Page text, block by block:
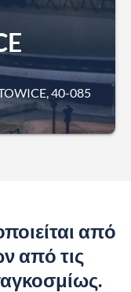
40-085
από
από τις